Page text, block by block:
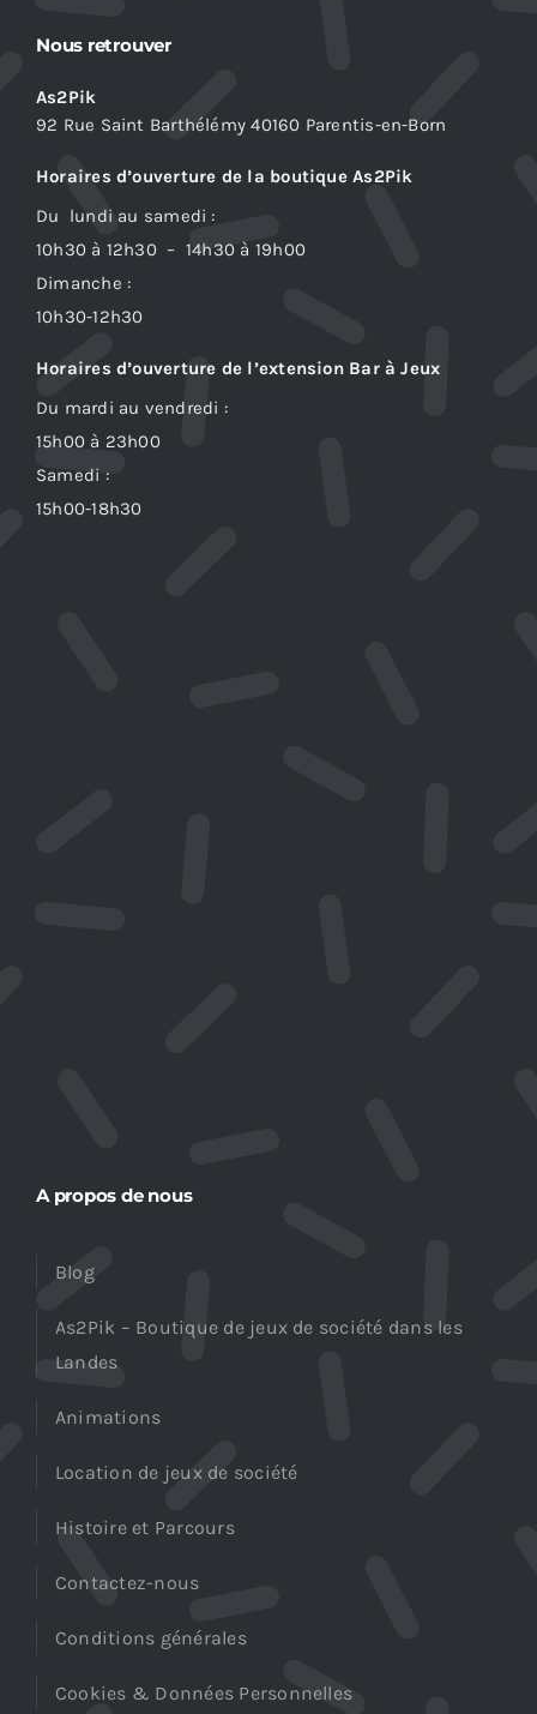
Nous retrouver
As2Pik
92 Rue Saint Barthélémy 40160 Parentis-en-Born
Horaires d’ouverture de la boutique As2Pik
Du lundi au samedi :
10h30 à 12h30 – 14h30 à 19h00
Dimanche :
10h30-12h30
Horaires d’ouverture de l’extension Bar à Jeux
Du mardi au vendredi :
15h00 à 23h00
Samedi :
15h00-18h30
A propos de nous
Blog
As2Pik – Boutique de jeux de société dans les
Landes
Animations
Location de jeux de société
Histoire et Parcours
Contactez-nous
Conditions générales
Cookies & Données Personnelles